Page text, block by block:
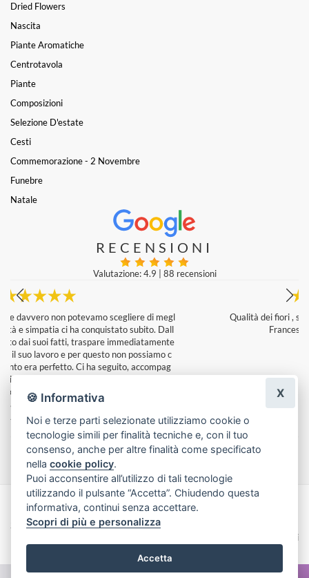
Dried Flowers
Nascita
Piante Aromatiche
Centrotavola
Piante
Composizioni
Selezione D'estate
Cesti
Commemorazione - 2 Novembre
Funebre
Natale
RECENSIONI
Valutazione: 4.9 88 recensioni
Qualità dei fiori , servizio e composizione stupenda
Francesco mineo|un giorno fa
Lascia una recensione
Made with byInfoser.it- Realizzazione Siti ecommerce per Fioristi
2026
Termini e Condizioni
🍪 Informativa
Noi e terze parti selezionate utilizziamo cookie o
tecnologie simili per finalità tecniche e, con il tuo
consenso, anche per altre finalità come specificato
nellacookie policy.
Puoi acconsentire all’utilizzo di tali tecnologie
utilizzando il pulsante “Accetta”. Chiudendo questa
informativa, continui senza accettare.
Scopri di più e personalizza
Accetta
X